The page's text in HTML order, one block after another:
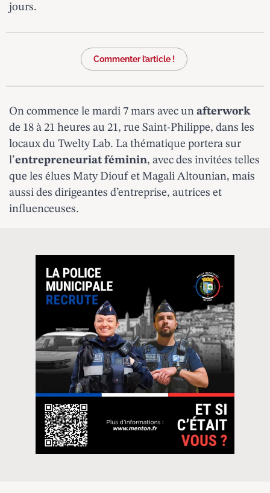
jours.
Commenter l’article !
On commence le mardi 7 mars avec un afterwork
de 18 à 21 heures au 21, rue Saint-Philippe, dans les
locaux du Twelty Lab. La thématique portera sur
l’entrepreneuriat féminin, avec des invitées telles
que les élues Maty Diouf et Magali Altounian, mais
aussi des dirigeantes d’entreprise, autrices et
influenceuses.